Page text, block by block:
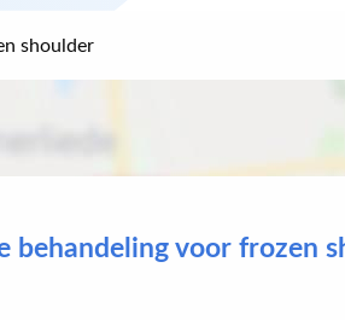
shoulder
behandeling voor frozen